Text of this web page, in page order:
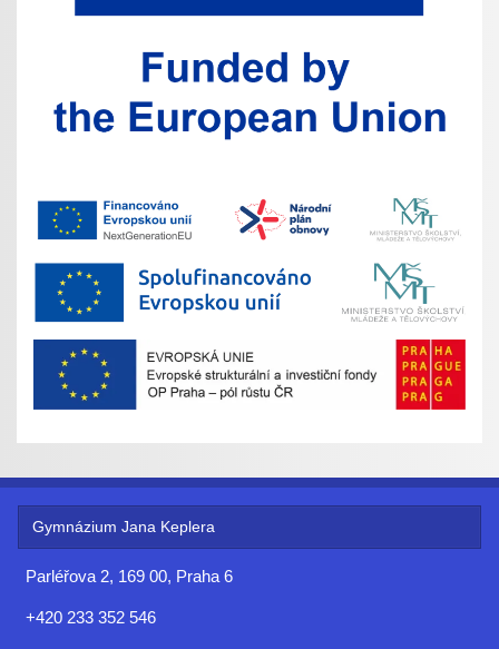
Gymnázium Jana Keplera
Parléřova 2, 169 00, Praha 6
+420 233 352 546